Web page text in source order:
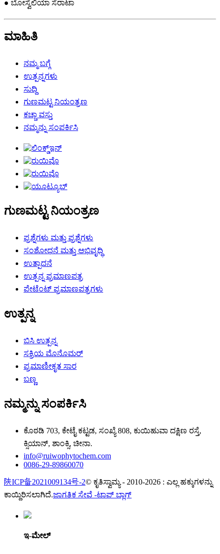
● ಬೋಸ್ವೆಲಿಯಾ ಸೆರಾಟಾ
ಮಾಹಿತಿ
ನಮ್ಮ ಬಗ್ಗೆ
ಉತ್ಪನ್ನಗಳು
ಸುದ್ದಿ
ಗುಣಮಟ್ಟ ನಿಯಂತ್ರಣ
ಕಚ್ಚಾ ವಸ್ತು
ನಮ್ಮನ್ನು ಸಂಪರ್ಕಿಸಿ
ಗುಣಮಟ್ಟ ನಿಯಂತ್ರಣ
ಪ್ರಶ್ನೆಗಳು ಮತ್ತು ಪ್ರಶ್ನೆಗಳು
ಸಂಶೋಧನೆ ಮತ್ತು ಅಭಿವೃದ್ಧಿ
ಉತ್ಪಾದನೆ
ಉತ್ಪನ್ನ ಪ್ರಮಾಣಪತ್ರ
ಪೇಟೆಂಟ್ ಪ್ರಮಾಣಪತ್ರಗಳು
ಉತ್ಪನ್ನ
ಬಿಸಿ ಉತ್ಪನ್ನ
ಸಕ್ರಿಯ ಮೊನೊಮರ್
ಪ್ರಮಾಣೀಕೃತ ಸಾರ
ಬಣ್ಣ
ನಮ್ಮನ್ನು ಸಂಪರ್ಕಿಸಿ
ಕೊಠಡಿ 703, ಕೇಟೈ ಕಟ್ಟಡ, ಸಂಖ್ಯೆ 808, ಕುಯಿಹುವಾ ದಕ್ಷಿಣ ರಸ್ತೆ,
ಕ್ಸಿಯಾನ್, ಶಾಂಕ್ಸಿ, ಚೀನಾ.
info@ruiwophytochem.com
0086-29-89860070
陕ICP备2021009134号-2© ಕೃತಿಸ್ವಾಮ್ಯ - 2010-2026 : ಎಲ್ಲ ಹಕ್ಕುಗಳನ್ನು
ಕಾಯ್ದಿರಿಸಲಾಗಿದೆ.ಜಾಗತಿಕ ಸೇವೆ -ಟಾಪ್ ಬ್ಲಾಗ್
ಇ-ಮೇಲ್